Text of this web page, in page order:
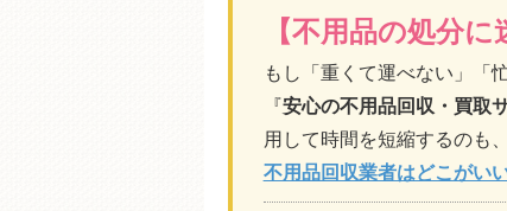
【不用品の処分に
もし「重くて運べない」「
『安心の不用品回収・買取
用して時間を短縮するのも
不用品回収業者はどこがい